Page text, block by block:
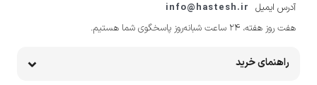
آدرس ایمیل info@hastesh.ir
هفت روز هفته، ۲۴ ساعت شبانه‌روز پاسخگوی شما هستیم.
راهنمای خرید